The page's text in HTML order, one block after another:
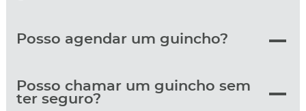
Posso agendar um guincho?
Posso chamar um guincho sem
ter seguro?